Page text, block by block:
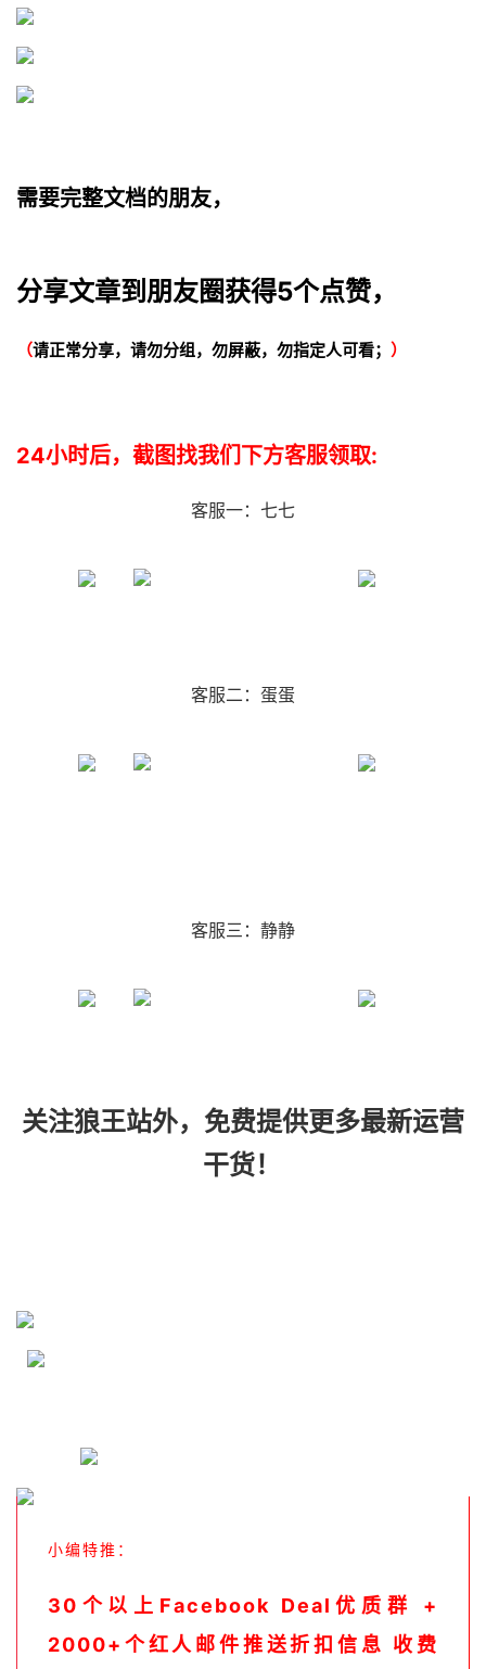
需要完整文档的朋友，
分享文章到朋友圈获得5个点赞，
（请正常分享，请勿分组，勿屏蔽，勿指定人可看； ）
24小时后，截图找我们下方客服领取:
客服一：七七
客服二：蛋蛋
客服三：静静
关注狼王站外，免费提供更多最新运营
干货！
小编特推：
30个以上Facebook Deal优质群 +
2000+个红人邮件推送折扣信息 收费